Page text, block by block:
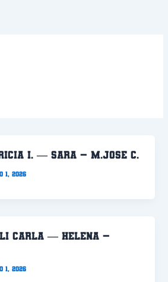
I. — SARA – M.JOSE C.
1, 2026
CARLA — HELENA –
1, 2026